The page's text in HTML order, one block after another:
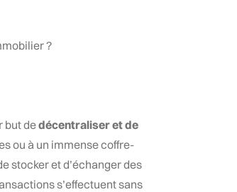
?
but dedécentraliser et de
ou à un immense coffre-
stocker et d’échanger des
s’effectuent sans